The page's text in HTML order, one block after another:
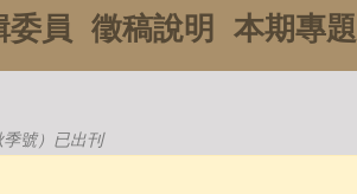
委員 徵稿說明 本期專題
季號）已出刊